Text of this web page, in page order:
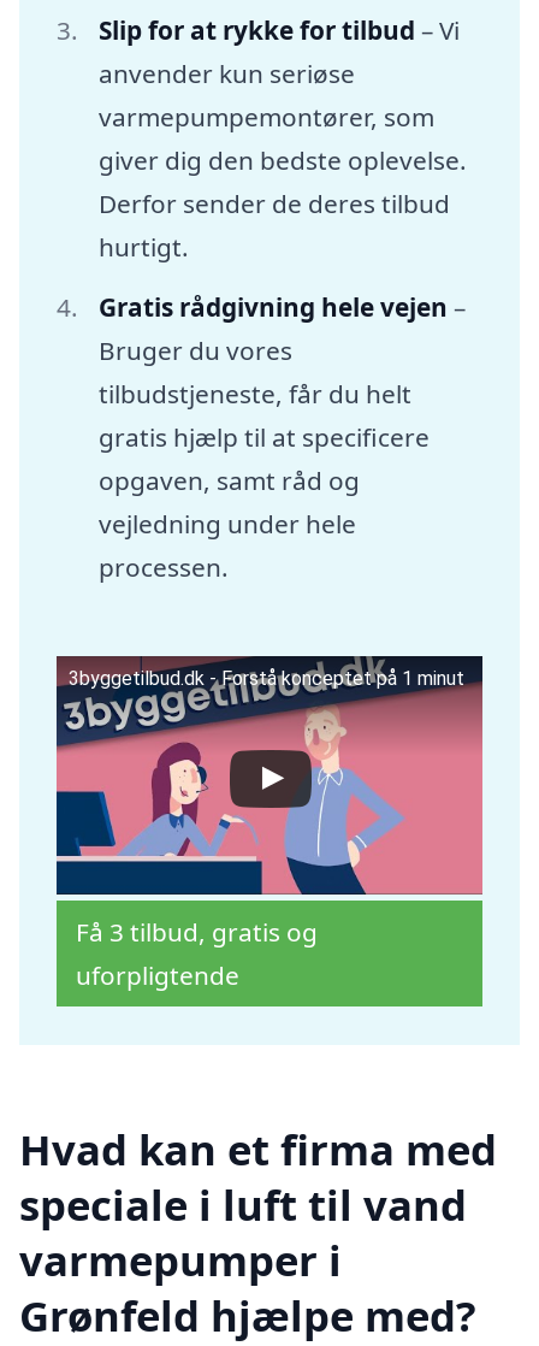
Slip for at rykke for tilbud – Vi
anvender kun seriøse
varmepumpemontører, som
giver dig den bedste oplevelse.
Derfor sender de deres tilbud
hurtigt.
Gratis rådgivning hele vejen –
Bruger du vores
tilbudstjeneste, får du helt
gratis hjælp til at specificere
opgaven, samt råd og
vejledning under hele
processen.
3byggetilbud.dk - Forstå konceptet på 1 minut
Få 3 tilbud, gratis og
uforpligtende
Hvad kan et firma med
speciale i luft til vand
varmepumper i
Grønfeld hjælpe med?